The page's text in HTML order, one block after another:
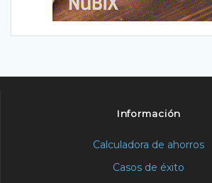
Información
Calculadora de ahorros
Casos de éxito